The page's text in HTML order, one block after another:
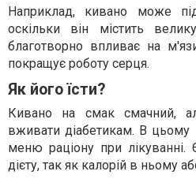
Наприклад, кивано може
оскільки він містить
благотворно впливає на
покращує роботу серця.
Як його їсти?
Кивано на смак смачний,
вживати діабетикам. В
меню раціону при
дієту, так як калорій в ньому